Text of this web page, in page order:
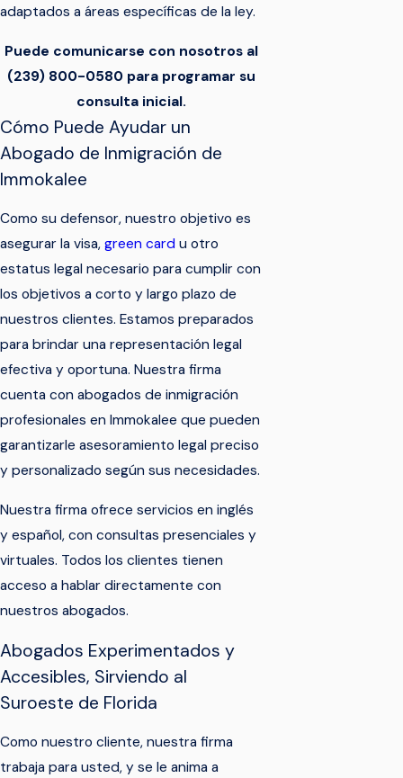
adaptados a áreas específicas de la ley.
Puede comunicarse con nosotros al
(239) 800-0580 para programar su
consulta inicial.
Cómo Puede Ayudar un
Abogado de Inmigración de
Immokalee
Como su defensor, nuestro objetivo es
asegurar la visa, green card u otro
estatus legal necesario para cumplir con
los objetivos a corto y largo plazo de
nuestros clientes. Estamos preparados
para brindar una representación legal
efectiva y oportuna. Nuestra firma
cuenta con abogados de inmigración
profesionales en Immokalee que pueden
garantizarle asesoramiento legal preciso
y personalizado según sus necesidades.
Nuestra firma ofrece servicios en inglés
y español, con consultas presenciales y
virtuales. Todos los clientes tienen
acceso a hablar directamente con
nuestros abogados.
Abogados Experimentados y
Accesibles, Sirviendo al
Suroeste de Florida
Como nuestro cliente, nuestra firma
trabaja para usted, y se le anima a